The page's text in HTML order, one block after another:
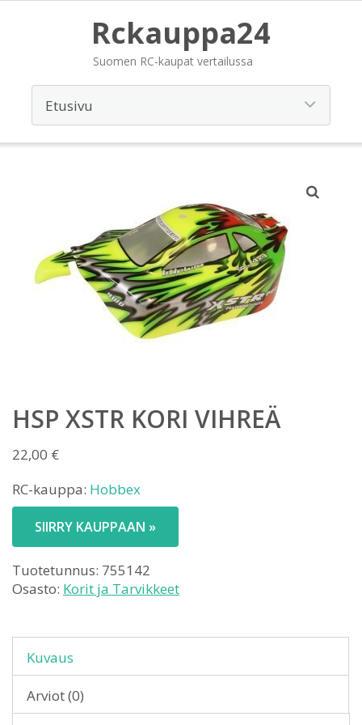
Rckauppa24
Suomen RC-kaupat vertailussa
HSP XSTR KORI VIHREÄ
22,00 €
RC-kauppa: Hobbex
SIIRRY KAUPPAAN »
Tuotetunnus: 755142
Osasto: Korit ja Tarvikkeet
Kuvaus
Arviot (0)